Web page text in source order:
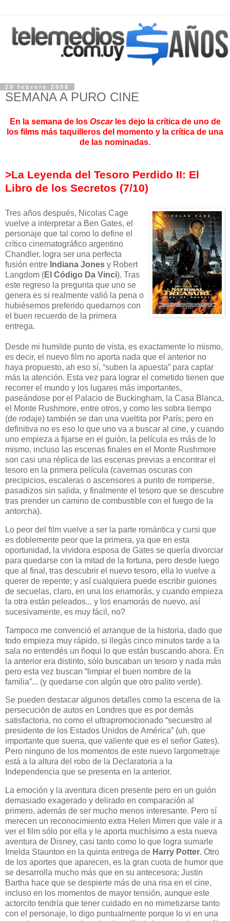
20 febrero 2008
SEMANA A PURO CINE
En la semana de los Oscar les dejo la crítica de uno de
los films más taquilleros del momento y la crítica de una
de las nominadas.
>La Leyenda del Tesoro Perdido II: El
Libro de los Secretos (7/10)
Tres años después, Nicolas Cage
vuelve a interpretar a Ben Gates, el
personaje que tal como lo define el
crítico cinematográfico argentino
Chandler, logra ser una perfecta
fusión entre Indiana Jones y Robert
Langdom (El Código Da Vinci). Tras
este regreso la pregunta que uno se
genera es si realmente valió la pena o
hubiésemos preferido quedarnos con
el buen recuerdo de la primera
entrega.
Desde mi humilde punto de vista, es exactamente lo mismo,
es decir, el nuevo film no aporta nada que el anterior no
haya propuesto, ah eso sí, “suben la apuesta” para captar
más la atención. Esta vez para lograr el cometido tienen que
recorrer el mundo y los lugares más importantes,
paseándose por el Palacio de Buckingham, la Casa Blanca,
el Monte Rushmore, entre otros, y como les sobra tiempo
(de rodaje) también se dan una vueltita por París; pero en
definitiva no es eso lo que uno va a buscar al cine, y cuando
uno empieza a fijarse en el guión, la película es más de lo
mismo, incluso las escenas finales en el Monte Rushmore
son casi una réplica de las escenas previas a encontrar el
tesoro en la primera película (cavernas oscuras con
precipicios, escaleras o ascensores a punto de romperse,
pasadizos sin salida, y finalmente el tesoro que se descubre
tras prender un camino de combustible con el fuego de la
antorcha).
Lo peor del film vuelve a ser la parte romántica y cursi que
es doblemente peor que la primera, ya que en esta
oportunidad, la vividora esposa de Gates se quería divorciar
para quedarse con la mitad de la fortuna, pero desde luego
que al final, tras descubrir el nuevo tesoro, ella lo vuelve a
querer de repente; y así cualquiera puede escribir guiones
de secuelas, claro, en una los enamorás, y cuando empieza
la otra están peleados... y los enamorás de nuevo, así
sucesivamente, es muy fácil, no?
Tampoco me convenció el arranque de la historia, dado que
todo empieza muy rápido, si llegás cinco minutos tarde a la
sala no entendés un ñoqui lo que están buscando ahora. En
la anterior era distinto, sólo buscaban un tesoro y nada más
pero esta vez buscan “limpiar el buen nombre de la
familia”... (y quedarse con algún que otro palito verde).
Se pueden destacar algunos detalles como la escena de la
persecución de autos en Londres que es por demás
satisfactoria, no como el ultrapromocionado “secuestro al
presidente de los Estados Unidos de América” (uh, que
importante que suena, que valiente que es el señor Gates).
Pero ninguno de los momentos de este nuevo largometraje
está a la altura del robo de la Declaratoria a la
Independencia que se presenta en la anterior.
La emoción y la aventura dicen presente pero en un guión
demasiado exagerado y delirado en comparación al
primero, además de ser mucho menos interesante. Pero sí
merecen un reconocimiento extra Helen Mirren que vale ir a
ver el film sólo por ella y le aporta muchísimo a esta nueva
aventura de Disney, casi tanto como lo que logra sumarle
Imelda Staunton en la quinta entrega de Harry Potter. Otro
de los aportes que aparecen, es la gran cuota de humor que
se desarrolla mucho más que en su antecesora; Justin
Bartha hace que se despierte más de una risa en el cine,
incluso en los momentos de mayor tensión, aunque este
actorcito tendría que tener cuidado en no mimetizarse tanto
con el personaje, lo digo puntualmente porque lo vi en una